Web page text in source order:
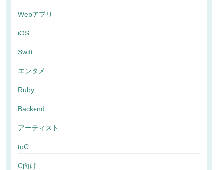
Webアプリ
iOS
Swift
エンタメ
Ruby
Backend
アーティスト
toC
C向け